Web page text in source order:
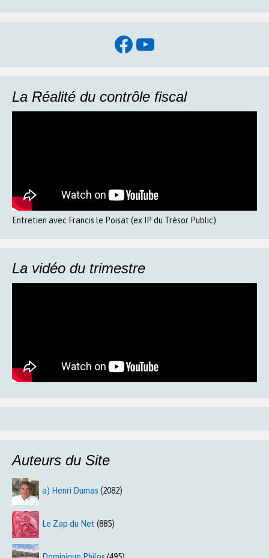
Facebook
YouTube
La Réalité du contrôle fiscal
Entretien avec Francis le Poisat (ex IP du Trésor Public)
La vidéo du trimestre
Auteurs du Site
a) Henri Dumas (2082)
Le Zap du Net (885)